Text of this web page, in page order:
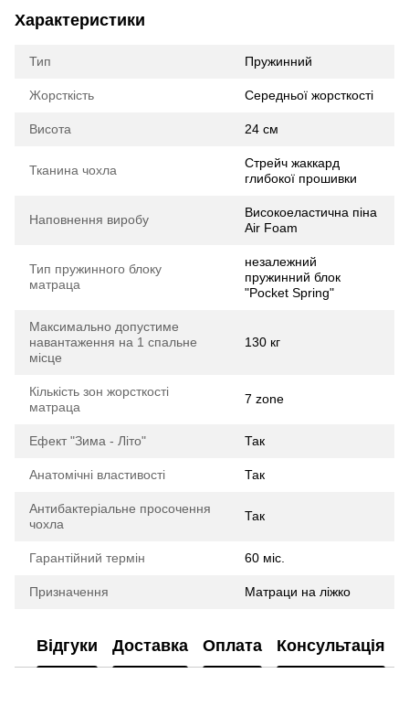
Характеристики
Тип Пружинний
Жорсткість Середньої жорсткості
Висота 24 см
Тканина чохла
Стрейч жаккард
глибокої прошивки
Наповнення виробу
Високоеластична піна
Air Foam
Тип пружинного блоку
матраца
незалежний
пружинний блок
"Pocket Spring"
Максимально допустиме
навантаження на 1 спальне
місце
130 кг
Кількість зон жорсткості
матраца
7 zone
Ефект "Зима - Літо" Так
Анатомічні властивості Так
Антибактеріальне просочення
чохла
Так
Гарантійний термін 60 міс.
Призначення Матраци на ліжко
Відгуки Доставка Оплата Консультація